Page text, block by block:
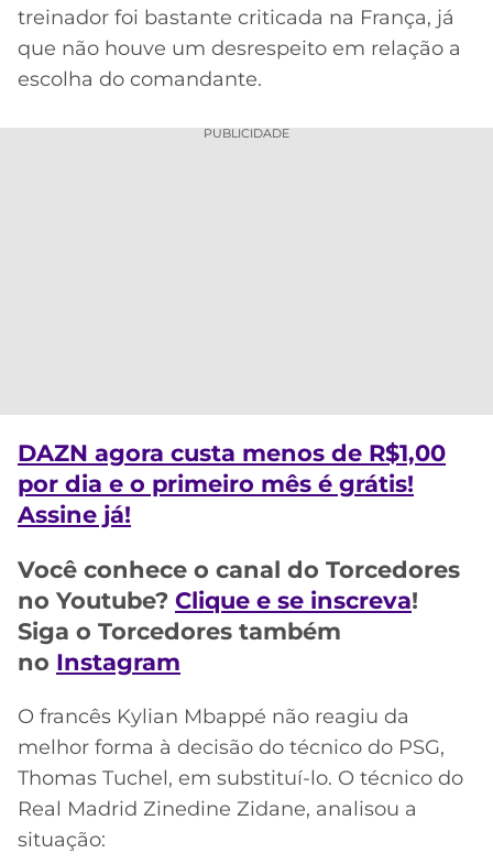
CRUZEIRO
treinador foi bastante criticada na França, já
que não houve um desrespeito em relação a
escolha do comandante.
PUBLICIDADE
DAZN agora custa menos de R$1,00
por dia e o primeiro mês é grátis!
Assine já!
Você conhece o canal do Torcedores
no Youtube? Clique e se inscreva!
Siga o Torcedores também
no Instagram
O francês Kylian Mbappé não reagiu da
melhor forma à decisão do técnico do PSG,
Thomas Tuchel, em substituí-lo. O técnico do
Real Madrid Zinedine Zidane, analisou a
situação: